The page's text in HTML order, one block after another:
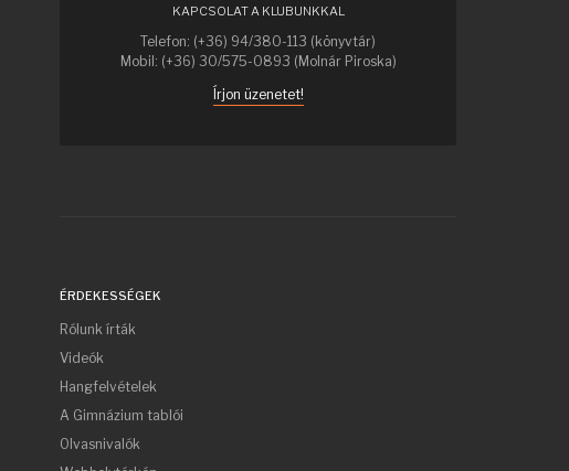
KAPCSOLAT A KLUBUNKKAL
Telefon: (+36) 94/380-113 (könyvtár)
Mobil: (+36) 30/575-0893 (Molnár Piroska)
Írjon üzenetet!
ÉRDEKESSÉGEK
Rólunk írták
Videók
Hangfelvételek
A Gimnázium tablói
Olvasnivalók